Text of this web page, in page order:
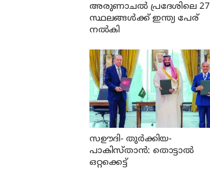
അരുണാചല്‍ പ്രദേശിലെ 27
സ്ഥലങ്ങള്‍ക്ക് ഇന്ത്യ പേര്
നല്‍കി
സഊദി- തുർക്കിയ-
പാകിസ്താൻ: തൊട്ടാൽ
ഒറ്റക്കെട്ട്